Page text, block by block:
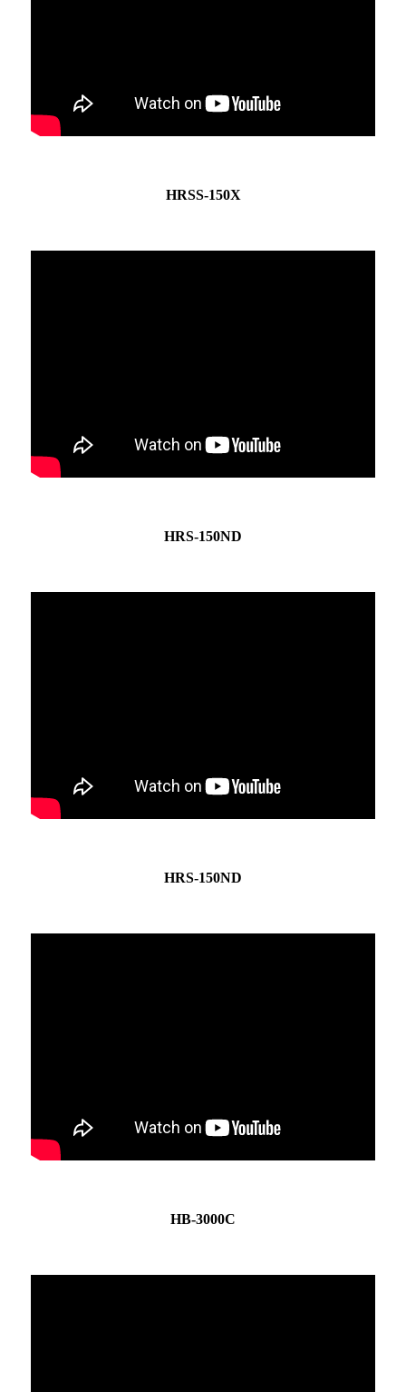
HRSS-150X
HRS-150ND
HRS-150ND
HB-3000C